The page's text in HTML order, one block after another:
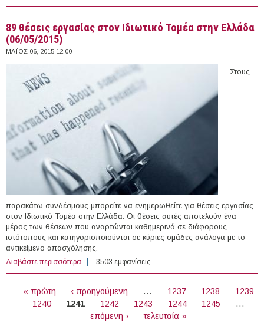
Ελλάδα (07/05/2015)
89 θέσεις εργασίας στον Ιδιωτικό Τομέα στην Ελλάδα
(06/05/2015)
ΜΆΙΟΣ 06, 2015 12:00
Στους
παρακάτω συνδέσμους μπορείτε να ενημερωθείτε για θέσεις εργασίας
στον Ιδιωτικό Τομέα στην Ελλάδα. Οι θέσεις αυτές αποτελούν ένα
μέρος των θέσεων που αναρτώνται καθημερινά σε διάφορους
ιστότοπους και κατηγοριοποιούνται σε κύριες ομάδες ανάλογα με το
αντικείμενο απασχόλησης.
Διαβάστε περισσότερα για 89 θέσεις εργασίας στον Ιδιωτικό Τομέα στην
Ελλάδα (06/05/2015)
3503 εμφανίσεις
« πρώτη ‹ προηγούμενη … 1237 1238
1239
1240
1241 1242 1243 1244 1245
…
επόμενη ›
τελευταία »